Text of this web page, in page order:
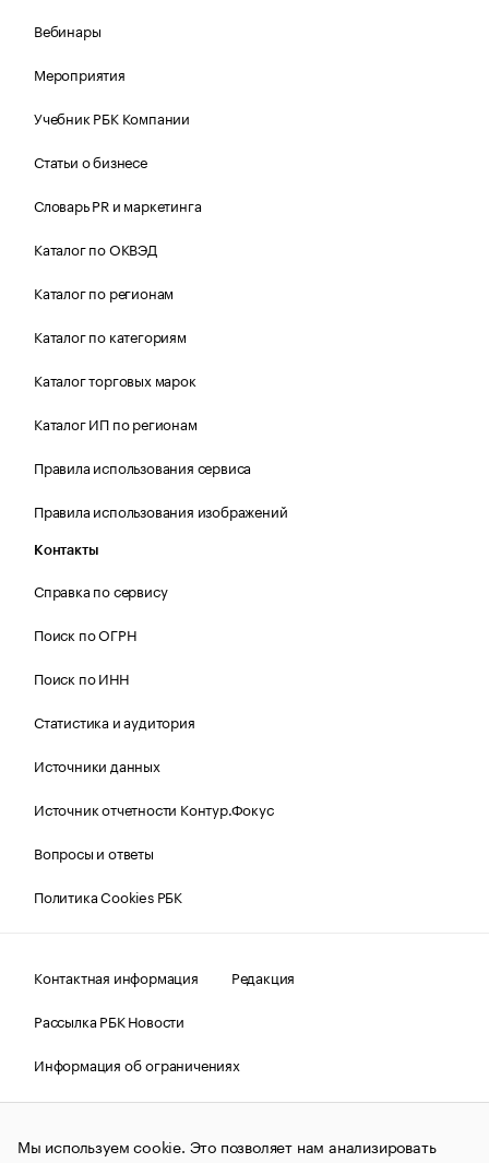
Вебинары
Мероприятия
Учебник РБК Компании
Статьи о бизнесе
Словарь PR и маркетинга
Каталог по ОКВЭД
Каталог по регионам
Каталог по категориям
Каталог торговых марок
Каталог ИП по регионам
Правила использования сервиса
Правила использования изображений
Контакты
Справка по сервису
Поиск по ОГРН
Поиск по ИНН
Статистика и аудитория
Источники данных
Источник отчетности Контур.Фокус
Вопросы и ответы
Политика Cookies РБК
Контактная информация
Редакция
Рассылка РБК Новости
Информация об ограничениях
Правовая информация
О соблюдении авторских прав
© АО «РОСБИЗНЕСКОНСАЛТИНГ»,1995–2026.Сообщения
Мы используем cookie. Это позволяет нам анализировать